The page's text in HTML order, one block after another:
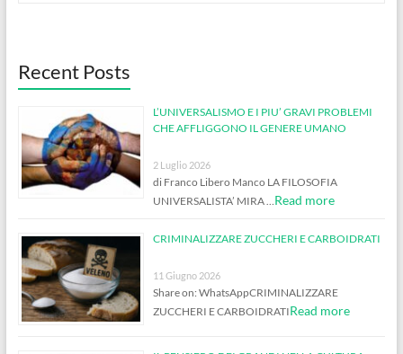
Recent Posts
L’UNIVERSALISMO E I PIU’ GRAVI PROBLEMI
CHE AFFLIGGONO IL GENERE UMANO
2 Luglio 2026
di Franco Libero Manco LA FILOSOFIA
UNIVERSALISTA’ MIRA …Read more
CRIMINALIZZARE ZUCCHERI E CARBOIDRATI
11 Giugno 2026
Share on: WhatsAppCRIMINALIZZARE
ZUCCHERI E CARBOIDRATIRead more